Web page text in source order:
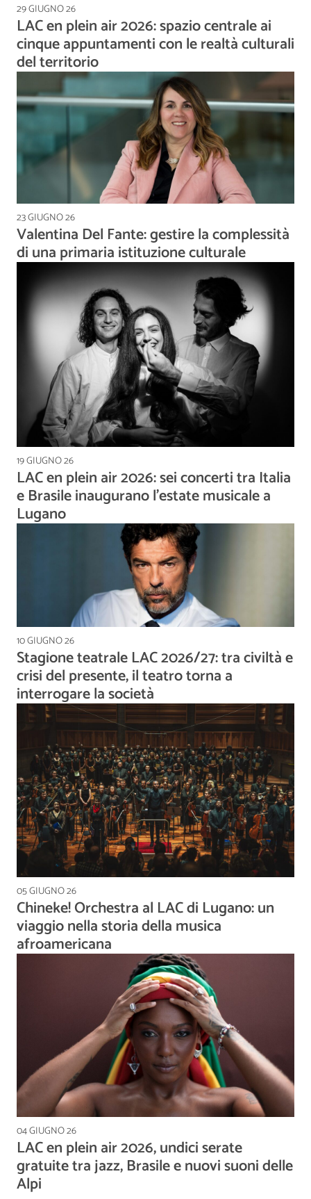
29 GIUGNO 26
LAC en plein air 2026: spazio centrale ai
cinque appuntamenti con le realtà culturali
del territorio
23 GIUGNO 26
Valentina Del Fante: gestire la complessità
di una primaria istituzione culturale
19 GIUGNO 26
LAC en plein air 2026: sei concerti tra Italia
e Brasile inaugurano l'estate musicale a
Lugano
10 GIUGNO 26
Stagione teatrale LAC 2026/27: tra civiltà e
crisi del presente, il teatro torna a
interrogare la società
05 GIUGNO 26
Chineke! Orchestra al LAC di Lugano: un
viaggio nella storia della musica
afroamericana
04 GIUGNO 26
LAC en plein air 2026, undici serate
gratuite tra jazz, Brasile e nuovi suoni delle
Alpi